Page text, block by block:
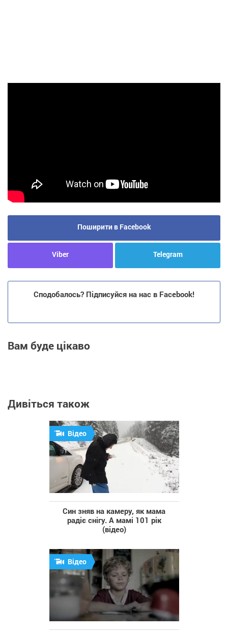
Поширити в Facebook
Viber Telegram
Сподобалось? Підписуйся на нас в Facebook!
Вам буде цікаво
Дивіться також
Відео
Син зняв на камеру, як мама
радіє снігу. А мамі 101 рік
(відео)
Відео